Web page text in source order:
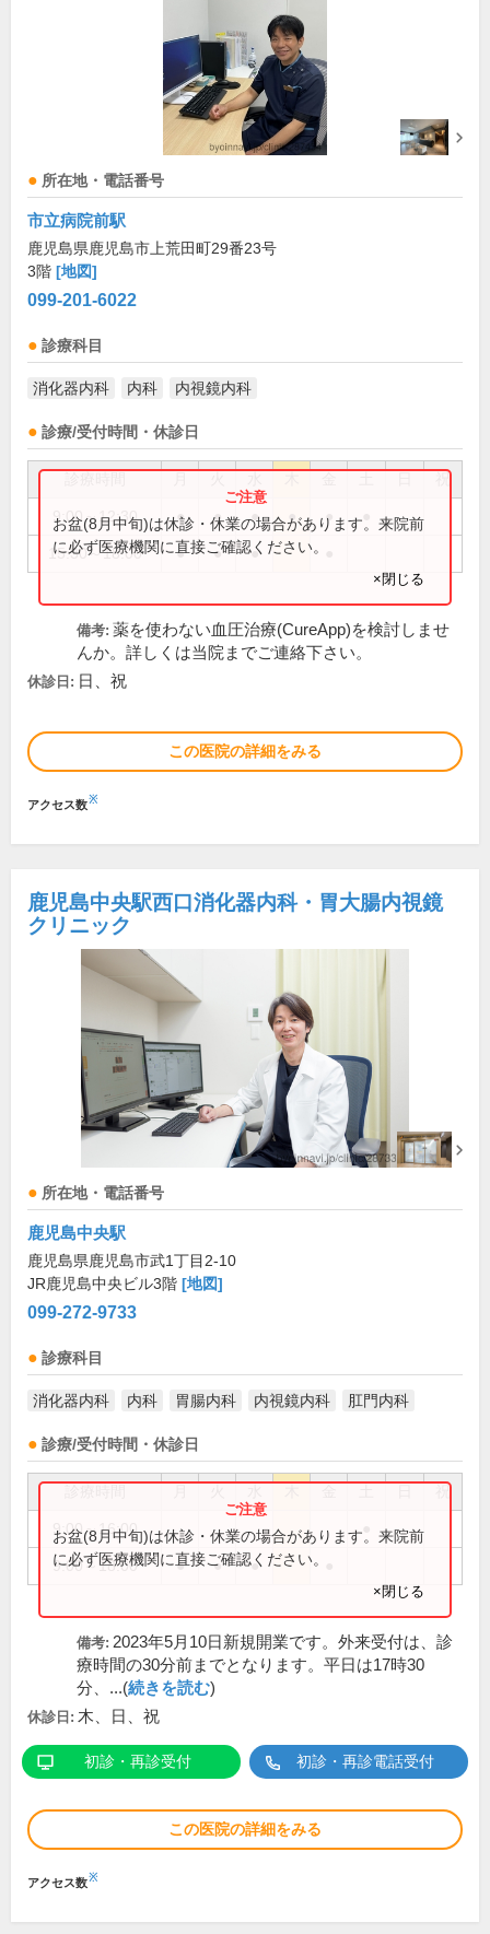
所在地・電話番号
市立病院前駅
鹿児島県鹿児島市上荒田町29番23号
3階 [地図]
099-201-6022
診療科目
消化器内科 内科 内視鏡内科
診療/受付時間・休診日
祝
9:00～12:30 ● ● ● ● ●
15:30～18:00 ● ● ●
お盆(8月中旬)は休診・休業の場合があります。来院前
に必ず医療機関に直接ご確認ください。
×閉じる
備考: 薬を使わない血圧治療(CureApp)を検討しませ
んか。詳しくは当院までご連絡下さい。
休診日: 日、祝
この医院の詳細をみる
アクセス数※
鹿児島中央駅西口消化器内科・胃大腸内視鏡
クリニック
所在地・電話番号
鹿児島中央駅
鹿児島県鹿児島市武1丁目2-10
JR鹿児島中央ビル3階 [地図]
099-272-9733
診療科目
消化器内科 内科 胃腸内科 内視鏡内科 肛門内科
診療/受付時間・休診日
祝
9:00～16:00
9:00～18:00 ● ● ●
お盆(8月中旬)は休診・休業の場合があります。来院前
に必ず医療機関に直接ご確認ください。
×閉じる
備考: 2023年5月10日新規開業です。外来受付は、診
療時間の30分前までとなります。平日は17時30
分、...(続きを読む)
休診日: 木、日、祝
初診・再診受付 初診・再診電話受付
この医院の詳細をみる
アクセス数※